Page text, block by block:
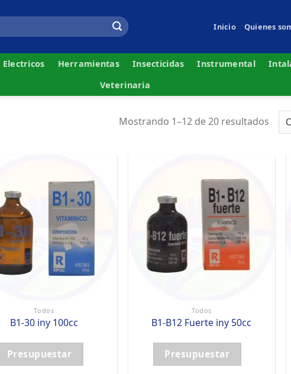
Inicio Quienes
Electricos Herramientas Insecticidas Instrumental
Veterinaria
Mostrando 1–12 de 20 resultados
Todos
B1-30 iny 100cc
Presupuestar
Todos
B1-B12 Fuerte iny 50cc
Presupuestar